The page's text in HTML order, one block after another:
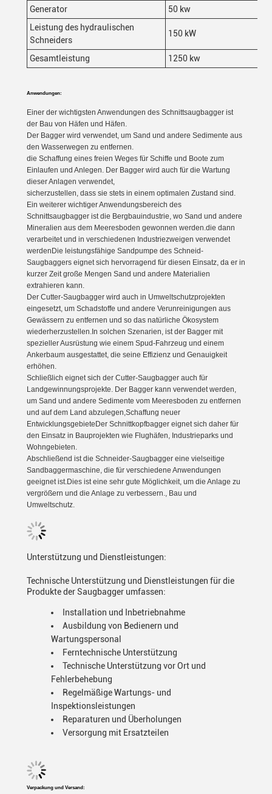
Generator
50 kw
Leistung des hydraulischen
Schneiders
150 kW
Gesamtleistung 1250 kw
Anwendungen:
Einer der wichtigsten Anwendungen des Schnittsaugbagger ist
der Bau von Häfen und Häfen.
Der Bagger wird verwendet, um Sand und andere Sedimente aus
den Wasserwegen zu entfernen.
die Schaffung eines freien Weges für Schiffe und Boote zum
Einlaufen und Anlegen. Der Bagger wird auch für die Wartung
dieser Anlagen verwendet,
sicherzustellen, dass sie stets in einem optimalen Zustand sind.
Ein weiterer wichtiger Anwendungsbereich des
Schnittsaugbagger ist die Bergbauindustrie, wo Sand und andere
Mineralien aus dem Meeresboden gewonnen werden.die dann
verarbeitet und in verschiedenen Industriezweigen verwendet
werdenDie leistungsfähige Sandpumpe des Schneid-
Saugbaggers eignet sich hervorragend für diesen Einsatz, da er in
kurzer Zeit große Mengen Sand und andere Materialien
extrahieren kann.
Der Cutter-Saugbagger wird auch in Umweltschutzprojekten
eingesetzt, um Schadstoffe und andere Verunreinigungen aus
Gewässern zu entfernen und so das natürliche Ökosystem
wiederherzustellen.In solchen Szenarien, ist der Bagger mit
spezieller Ausrüstung wie einem Spud-Fahrzeug und einem
Ankerbaum ausgestattet, die seine Effizienz und Genauigkeit
erhöhen.
Schließlich eignet sich der Cutter-Saugbagger auch für
Landgewinnungsprojekte. Der Bagger kann verwendet werden,
um Sand und andere Sedimente vom Meeresboden zu entfernen
und auf dem Land abzulegen,Schaffung neuer
EntwicklungsgebieteDer Schnittkopfbagger eignet sich daher für
den Einsatz in Bauprojekten wie Flughäfen, Industrieparks und
Wohngebieten.
Abschließend ist die Schneider-Saugbagger eine vielseitige
Sandbaggermaschine, die für verschiedene Anwendungen
geeignet ist.Dies ist eine sehr gute Möglichkeit, um die Anlage zu
vergrößern und die Anlage zu verbessern., Bau und
Umweltschutz.
Unterstützung und Dienstleistungen:
Technische Unterstützung und Dienstleistungen für die
Produkte der Saugbagger umfassen:
Installation und Inbetriebnahme
Ausbildung von Bedienern und
Wartungspersonal
Ferntechnische Unterstützung
Technische Unterstützung vor Ort und
Fehlerbehebung
Regelmäßige Wartungs- und
Inspektionsleistungen
Reparaturen und Überholungen
Versorgung mit Ersatzteilen
Verpackung und Versand: